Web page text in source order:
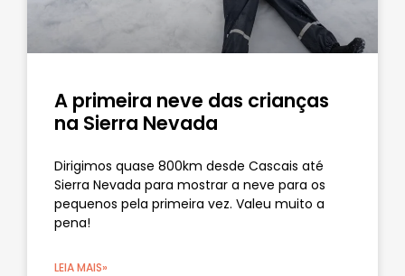
A primeira neve das crianças
na Sierra Nevada
Dirigimos quase 800km desde Cascais até
Sierra Nevada para mostrar a neve para os
pequenos pela primeira vez. Valeu muito a
pena!
LEIA MAIS»